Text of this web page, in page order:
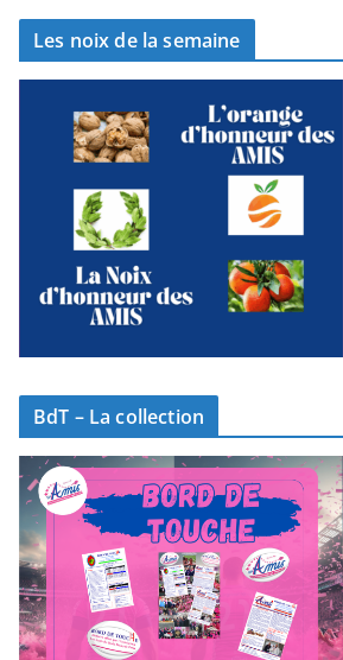
Les noix de la semaine
BdT – La collection